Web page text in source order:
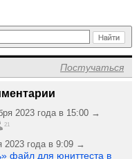
Постучаться
2023 года в 15:00 →
21
2023 года в 9:09 →
файл для юниттеста в